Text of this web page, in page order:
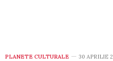
PLANETE CULTURALE 30 APRILIE